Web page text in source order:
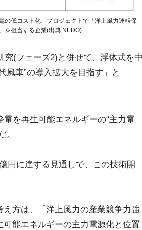
の低コスト化」プロジェクトで「洋上風力運転保
を担当する企業(出典:NEDO)
究(フェーズ2)と併せて、浮体式を中
風車”の導入拡大を目指す」と
を再生可能エネルギーの“主力電
。
円に達する見通しで、この技術開
方は、「洋上風力の産業競争力強
能エネルギーの主力電源化と位置